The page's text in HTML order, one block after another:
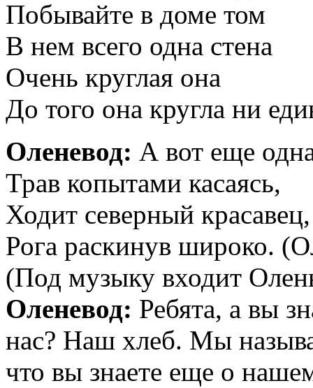
Побывайте в доме том
В нем всего одна стена
Очень круглая она
До того она кругла ни
Оленевод: А вот еще
Трав копытами касаясь,
Ходит северный
Рога раскинув широко.
(Под музыку входит
Оленевод: Ребята, а вы
нас? Наш хлеб. Мы
что вы знаете еще о